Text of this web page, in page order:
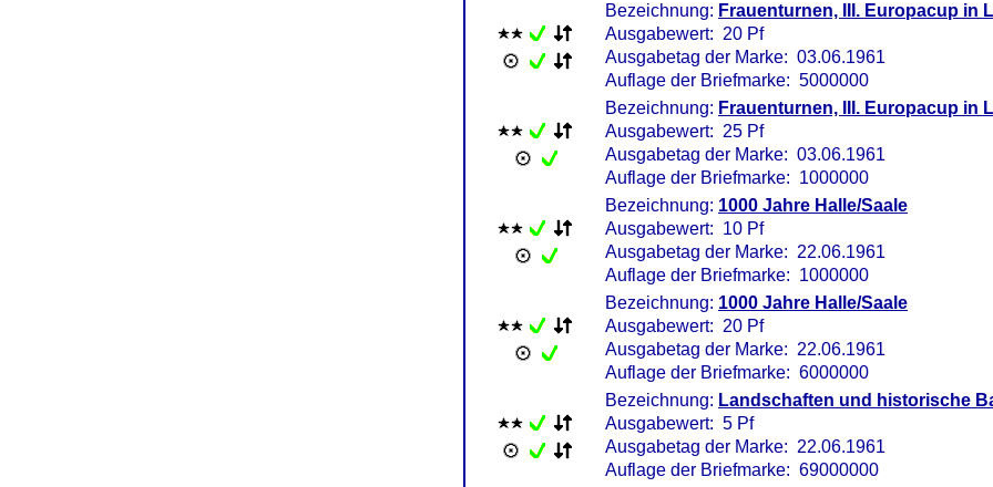
Bezeichnung: Frauenturnen, III. Europacup in
Ausgabewert: 20 Pf
Ausgabetag der Marke: 03.06.1961
Auflage der Briefmarke: 5000000
Bezeichnung: Frauenturnen, III. Europacup in
Ausgabewert: 25 Pf
Ausgabetag der Marke: 03.06.1961
Auflage der Briefmarke: 1000000
Bezeichnung: 1000 Jahre Halle/Saale
Ausgabewert: 10 Pf
Ausgabetag der Marke: 22.06.1961
Auflage der Briefmarke: 1000000
Bezeichnung: 1000 Jahre Halle/Saale
Ausgabewert: 20 Pf
Ausgabetag der Marke: 22.06.1961
Auflage der Briefmarke: 6000000
Bezeichnung: Landschaften und historische
Ausgabewert: 5 Pf
Ausgabetag der Marke: 22.06.1961
Auflage der Briefmarke: 69000000